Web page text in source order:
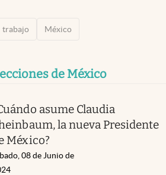
trabajo México
de México
asume Claudia
la nueva Presidente
México?
08 de Junio de